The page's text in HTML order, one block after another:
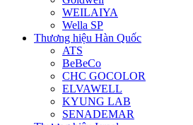
WEILAIYA
Wella SP
Thương hiệu Hàn Quốc
ATS
BeBeCo
CHC GOCOLOR
ELVAWELL
KYUNG LAB
SENADEMAR